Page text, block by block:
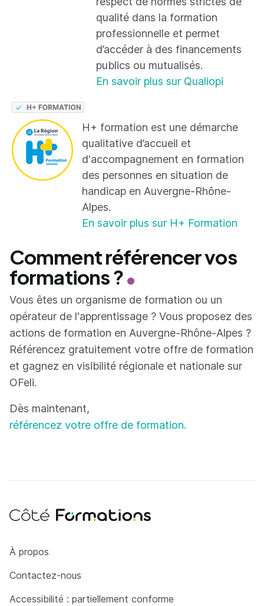
qualité dans la formation
professionnelle et permet
d’accéder à des financements
publics ou mutualisés.
En savoir plus sur Qualiopi
H+ formation est une démarche
qualitative d’accueil et
d'accompagnement en formation
des personnes en situation de
handicap en Auvergne-Rhône-
Alpes.
En savoir plus sur H+ Formation
Comment référencer vos
formations ?
Vous êtes un organisme de formation ou un
opérateur de l'apprentissage ? Vous proposez des
actions de formation en Auvergne-Rhône-Alpes ?
Référencez gratuitement votre offre de formation
et gagnez en visibilité régionale et nationale sur
OFeli.
Dès maintenant,
référencez votre offre de formation.
Côté Formations
À propos
Contactez-nous
Accessibilité : partiellement conforme